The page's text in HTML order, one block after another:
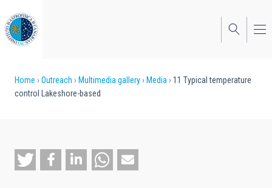
to
main
content
Breadcrumb
Home Outreach Multimedia gallery Media
11 Typical temperature
control Lakeshore-based